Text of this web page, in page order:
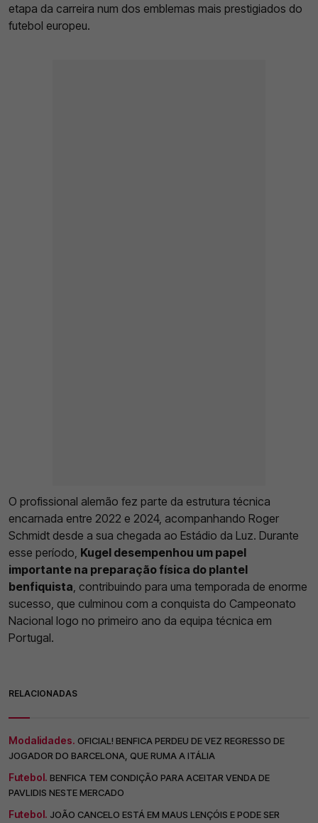
etapa da carreira num dos emblemas mais prestigiados do
futebol europeu.
O profissional alemão fez parte da estrutura técnica
encarnada entre 2022 e 2024, acompanhando Roger
Schmidt desde a sua chegada ao Estádio da Luz. Durante
esse período, Kugel desempenhou um papel
importante na preparação física do plantel
benfiquista, contribuindo para uma temporada de enorme
sucesso, que culminou com a conquista do Campeonato
Nacional logo no primeiro ano da equipa técnica em
Portugal.
RELACIONADAS
Modalidades. OFICIAL! BENFICA PERDEU DE VEZ REGRESSO DE
JOGADOR DO BARCELONA, QUE RUMA A ITÁLIA
Futebol. BENFICA TEM CONDIÇÃO PARA ACEITAR VENDA DE
PAVLIDIS NESTE MERCADO
Futebol. JOÃO CANCELO ESTÁ EM MAUS LENÇÓIS E PODE SER